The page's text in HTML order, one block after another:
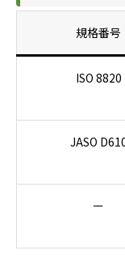
規格番号
ISO 8820
JASO
ー